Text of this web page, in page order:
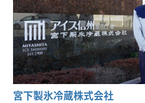
宮下製氷冷蔵株式会社